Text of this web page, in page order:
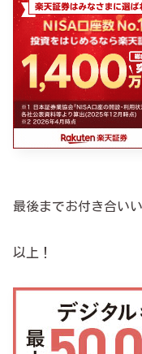
最後までお付き合い
以上！